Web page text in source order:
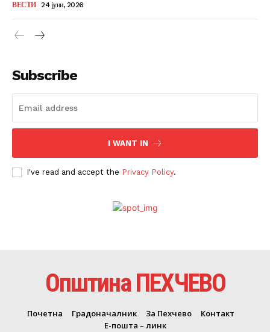
ВЕСТИ 24 јуни, 2026
Subscribe
I WANT IN
I've read and accept the Privacy Policy.
Општина ПЕХЧЕВО
Почетна Градоначалник За Пехчево
Контакт
Е-пошта – линк